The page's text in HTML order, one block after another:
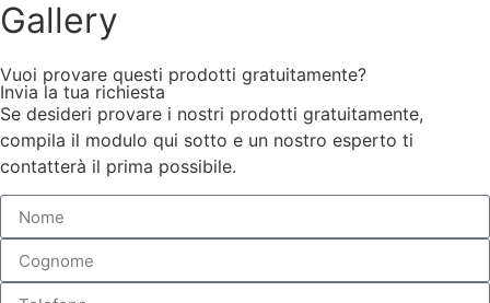
Gallery
Vuoi provare questi prodotti gratuitamente?
Invia la tua richiesta
Se desideri provare i nostri prodotti gratuitamente,
compila il modulo qui sotto e un nostro esperto ti
contatterà il prima possibile.